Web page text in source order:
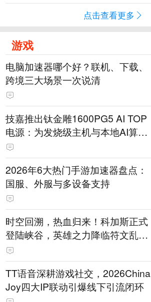
点击查看更多
游戏
电脑加速器哪个好？联机、下载、
跨境三大场景一次说清
技嘉推出钛金雕1600PG5 AI TOP
电源：为发烧级主机与本地AI算力
打造旗舰供电方案
2026年6大热门手游加速器盘点：
国服、外服与多设备支持
时空回溯，热血归来！科加斯正式
登陆峡谷，英雄之力降临符文乱
斗！
TT语音深耕游戏社交，2026China
Joy四大IP联动引爆线下引流闭环